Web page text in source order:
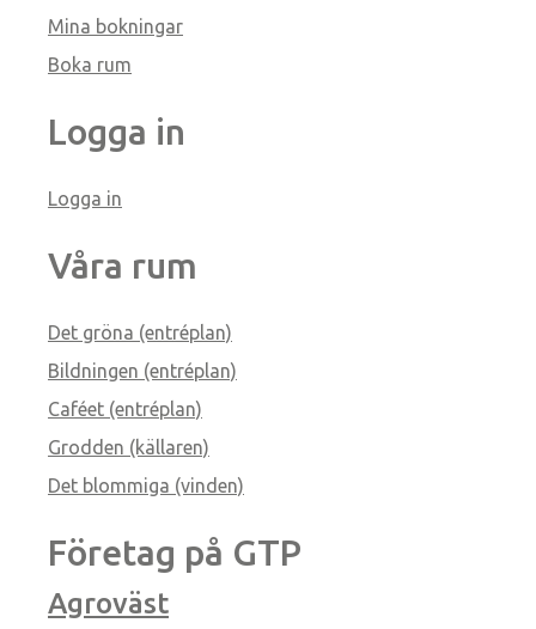
Mina bokningar
Boka rum
Logga in
Logga in
Våra rum
Det gröna (entréplan)
Bildningen (entréplan)
Caféet (entréplan)
Grodden (källaren)
Det blommiga (vinden)
Företag på GTP
Agroväst